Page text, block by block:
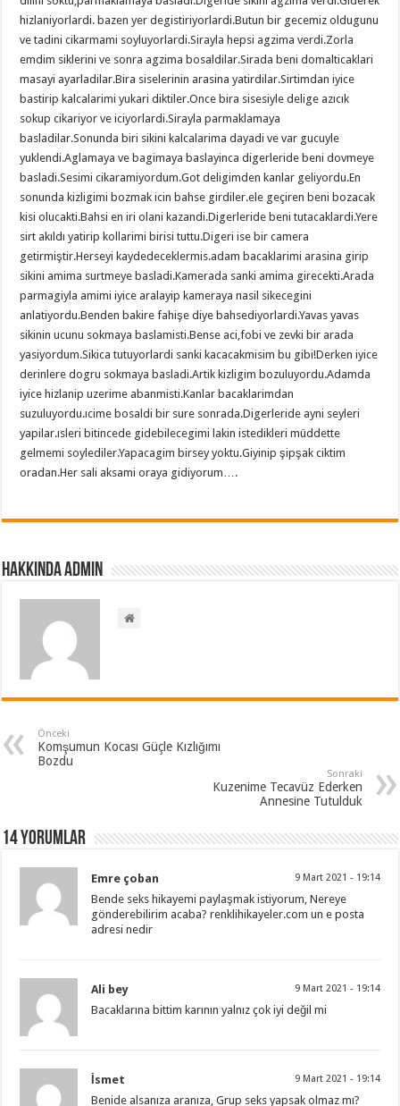
hizlaniyorlardi. bazen yer degistiriyorlardi.Butun bir gecemiz oldugunu
ve tadini cikarmami soyluyorlardi.Sirayla hepsi agzima verdi.Zorla
emdim siklerini ve sonra agzima bosaldilar.Sirada beni domalticaklari
masayi ayarladilar.Bira siselerinin arasina yatirdilar.Sirtimdan iyice
bastirip kalcalarimi yukari diktiler.Once bira sisesiyle delige azıcık
sokup cikariyor ve iciyorlardi.Sirayla parmaklamaya
basladilar.Sonunda biri sikini kalcalarima dayadi ve var gucuyle
yuklendi.Aglamaya ve bagimaya baslayinca digerleride beni dovmeye
basladi.Sesimi cikaramiyordum.Got deligimden kanlar geliyordu.En
sonunda kizligimi bozmak icin bahse girdiler.ele geçiren beni bozacak
kisi olucakti.Bahsi en iri olani kazandi.Digerleride beni tutacaklardi.Yere
sirt akıldı yatirip kollarimi birisi tuttu.Digeri ise bir camera
getirmiştir.Herseyi kaydedeceklermis.adam bacaklarimi arasina girip
sikini amima surtmeye basladi.Kamerada sanki amima girecekti.Arada
parmagiyla amimi iyice aralayip kameraya nasil sikecegini
anlatiyordu.Benden bakire fahişe diye bahsediyorlardi.Yavas yavas
sikinin ucunu sokmaya baslamisti.Bense aci,fobi ve zevki bir arada
yasiyordum.Sikica tutuyorlardi sanki kacacakmisim bu gibi!Derken iyice
derinlere dogru sokmaya basladi.Artik kizligim bozuluyordu.Adamda
iyice hizlanip uzerime abanmisti.Kanlar bacaklarimdan
suzuluyordu.ıcime bosaldi bir sure sonrada.Digerleride ayni seyleri
yapilar.ısleri bitincede gidebilecegimi lakin istedikleri müddette
gelmemi soylediler.Yapacagim birsey yoktu.Giyinip şipşak ciktim
oradan.Her sali aksami oraya gidiyorum….
Hakkında admin
Önceki
Komşumun Kocası Güçle Kızlığımı
Bozdu
Sonraki
Kuzenime Tecavüz Ederken
Annesine Tutulduk
14 Yorumlar
Emre çoban 9 Mart 2021 - 19:14
Bende seks hikayemi paylaşmak istiyorum, Nereye
gönderebilirim acaba? renklihikayeler.com un e posta
adresi nedir
Ali bey 9 Mart 2021 - 19:14
Bacaklarına bittim karının yalnız çok iyi değil mi
İsmet 9 Mart 2021 - 19:14
Benide alsanıza aranıza, Grup seks yapsak olmaz mı?